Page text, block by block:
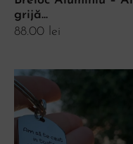
grijă...
88.00 lei